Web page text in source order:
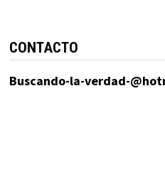
CONTACTO
Buscando-la-verdad-